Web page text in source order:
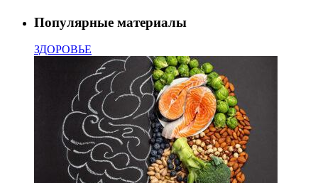
Популярные материалы
ЗДОРОВЬЕ